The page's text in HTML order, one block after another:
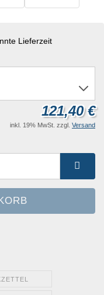
121,40 €
inkl. 19% MwSt. zzgl. Versand